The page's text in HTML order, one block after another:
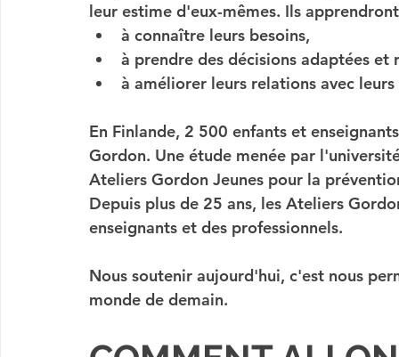
leur estime d'eux-mêmes. Ils
à connaître leurs besoins,
à prendre des décisions adaptées et
à améliorer leurs relations avec
En Finlande, 2 500 enfants et enseignants
Gordon. Une étude menée par
Ateliers Gordon Jeunes pour la
Depuis plus de 25 ans, les Ateliers
enseignants et des professionnels.
Nous soutenir aujourd'hui, c'est nous
monde de demain.